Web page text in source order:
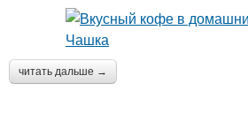
читать дальше →